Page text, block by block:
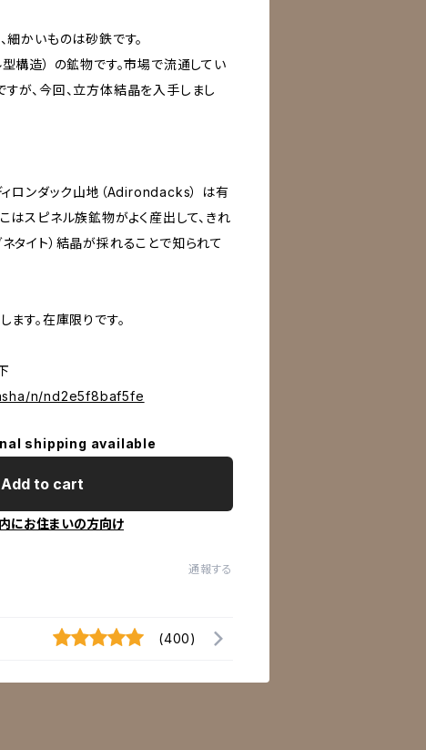
細かいものは砂鉄です。
構造） の鉱物です。市場で流通してい
が、今回、立方体結晶を入手しまし
ロンダック山地（Adirondacks） は有
はスピネル族鉱物がよく産出して、きれ
タイト）結晶が採れることで知られて
す。在庫限りです。
n/nd2e5f8baf5fe
shipping available
Add to cart
にお住まいの方向け
通報する
(400)